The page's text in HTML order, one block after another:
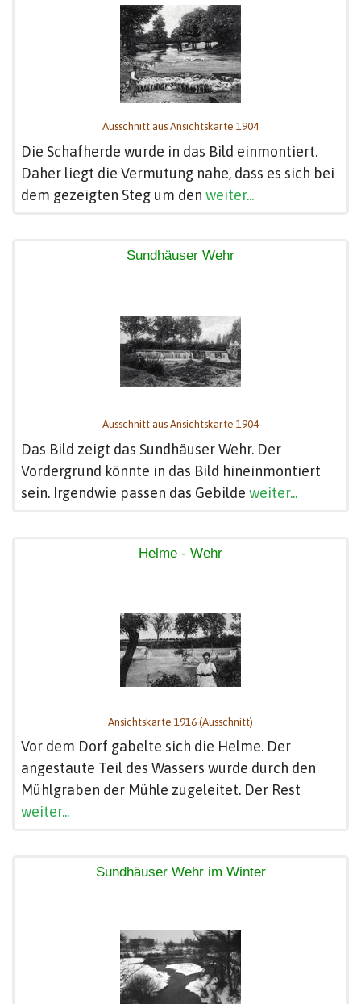
Ausschnitt aus Ansichtskarte 1904
Die Schafherde wurde in das Bild einmontiert.
Daher liegt die Vermutung nahe, dass es sich bei
dem gezeigten Steg um den weiter...
Sundhäuser Wehr
Ausschnitt aus Ansichtskarte 1904
Das Bild zeigt das Sundhäuser Wehr. Der
Vordergrund könnte in das Bild hineinmontiert
sein. Irgendwie passen das Gebilde weiter...
Helme - Wehr
Ansichtskarte 1916 (Ausschnitt)
Vor dem Dorf gabelte sich die Helme. Der
angestaute Teil des Wassers wurde durch den
Mühlgraben der Mühle zugeleitet. Der Rest
weiter...
Sundhäuser Wehr im Winter